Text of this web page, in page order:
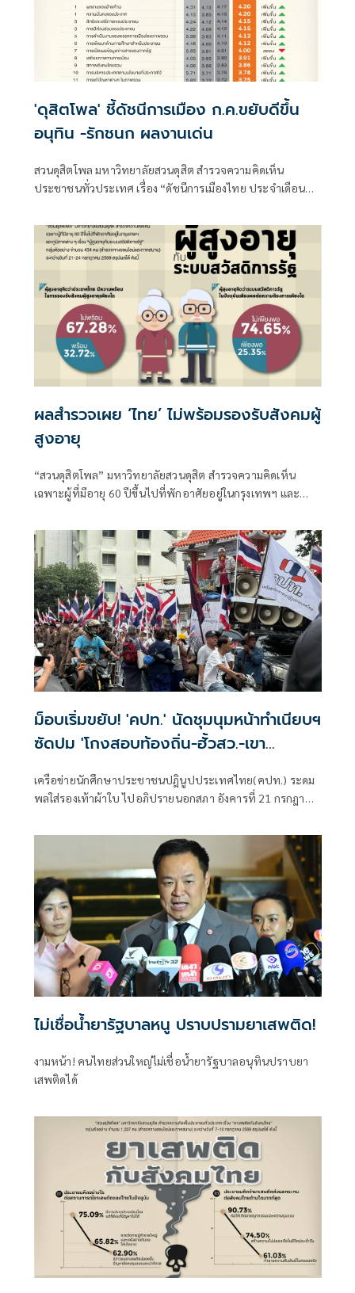
'ดุสิตโพล' ชี้ดัชนีการเมือง ก.ค.ขยับดีขึ้น
อนุทิน -รักชนก ผลงานเด่น
สวนดุสิตโพล มหาวิทยาลัยสวนดุสิต สำรวจความคิดเห็น
ประชาชนทั่วประเทศ เรื่อง “ดัชนีการเมืองไทย ประจำเดือน
ผลสำรวจเผย ‘ไทย’ ไม่พร้อมรองรับสังคมผู้
สูงอายุ
“สวนดุสิตโพล” มหาวิทยาลัยสวนดุสิต สำรวจความคิดเห็น
เฉพาะผู้ที่มีอายุ 60 ปีขึ้นไปที่พักอาศัยอยู่ในกรุงเทพฯ และ
ม็อบเริ่มขยับ! 'คปท.' นัดชุมนุมหน้าทำเนียบฯ
ซัดปม 'โกงสอบท้องถิ่น-ฮั้วสว.-เขา
เครือข่ายนักศึกษาประชาชนปฎินูปประเทศไทย(คปท.) ระดม
พลใส่รองเท้าผ้าใบ ไปอภิปรายนอกสภา อังคารที่ 21 กรกฎาคม
ไม่เชื่อน้ำยารัฐบาลหนู ปราบปรามยาเสพติด!
งามหน้า! คนไทยส่วนใหญ่ไม่เชื่อน้ำยารัฐบาลอนุทินปราบยา
เสพติดได้